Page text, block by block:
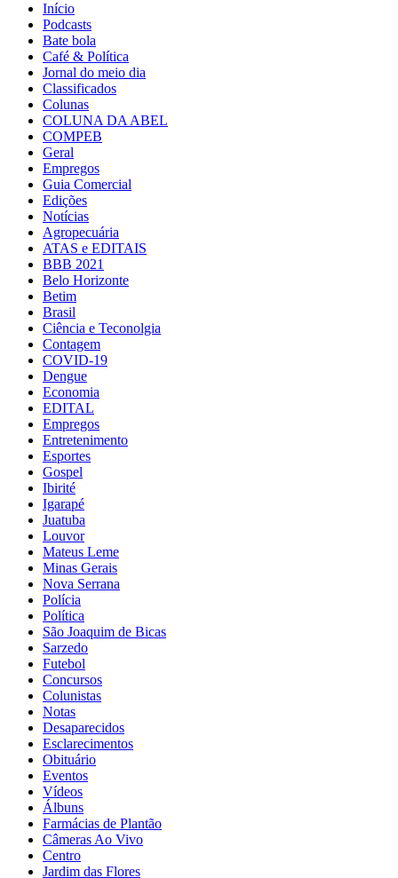
Início
Podcasts
Bate bola
Café & Política
Jornal do meio dia
Classificados
Colunas
COLUNA DA ABEL
COMPEB
Geral
Empregos
Guia Comercial
Edições
Notícias
Agropecuária
ATAS e EDITAIS
BBB 2021
Belo Horizonte
Betim
Brasil
Ciência e Teconolgia
Contagem
COVID-19
Dengue
Economia
EDITAL
Empregos
Entretenimento
Esportes
Gospel
Ibirité
Igarapé
Juatuba
Louvor
Mateus Leme
Minas Gerais
Nova Serrana
Polícia
Política
São Joaquim de Bicas
Sarzedo
Futebol
Concursos
Colunistas
Notas
Desaparecidos
Esclarecimentos
Obituário
Eventos
Vídeos
Álbuns
Farmácias de Plantão
Câmeras Ao Vivo
Centro
Jardim das Flores